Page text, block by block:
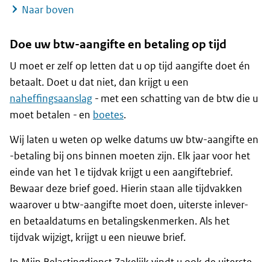
Naar boven
Doe uw btw-aangifte en betaling op tijd
U moet er zelf op letten dat u op tijd aangifte doet én
betaalt. Doet u dat niet, dan krijgt u een
naheffingsaanslag - met een schatting van de btw die u
moet betalen - en boetes.
Wij laten u weten op welke datums uw btw-aangifte en
-betaling bij ons binnen moeten zijn. Elk jaar voor het
einde van het 1e tijdvak krijgt u een aangiftebrief.
Bewaar deze brief goed. Hierin staan alle tijdvakken
waarover u btw-aangifte moet doen, uiterste inlever-
en betaaldatums en betalingskenmerken. Als het
tijdvak wijzigt, krijgt u een nieuwe brief.